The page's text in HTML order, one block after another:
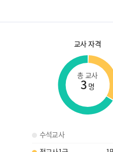
교사 자격
총 교사
3 명
수석교사